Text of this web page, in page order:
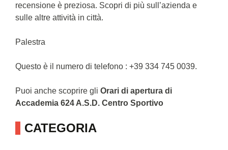
recensione è preziosa. Scopri di più sull’azienda e
sulle altre attività in città.
Palestra
Questo è il numero di telefono : +39 334 745 0039.
Puoi anche scoprire gli Orari di apertura di
Accademia 624 A.S.D. Centro Sportivo
CATEGORIA